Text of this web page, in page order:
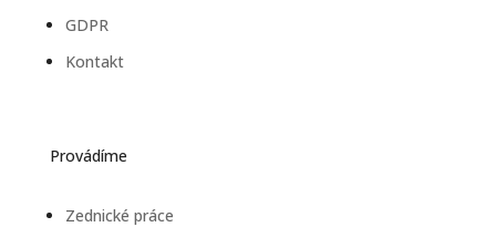
GDPR
Kontakt
Provádíme
Zednické práce